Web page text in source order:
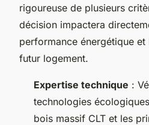
rigoureuse de plusieurs
décision impactera
performance énergétique
futur logement.
Expertise technique :
technologies
bois massif CLT et les